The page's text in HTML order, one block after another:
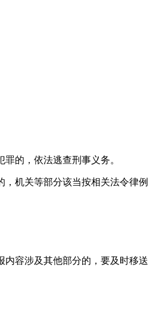
的，依法逃查刑事义务。
机关等部分该当按相关法令律例
容涉及其他部分的，要及时移送